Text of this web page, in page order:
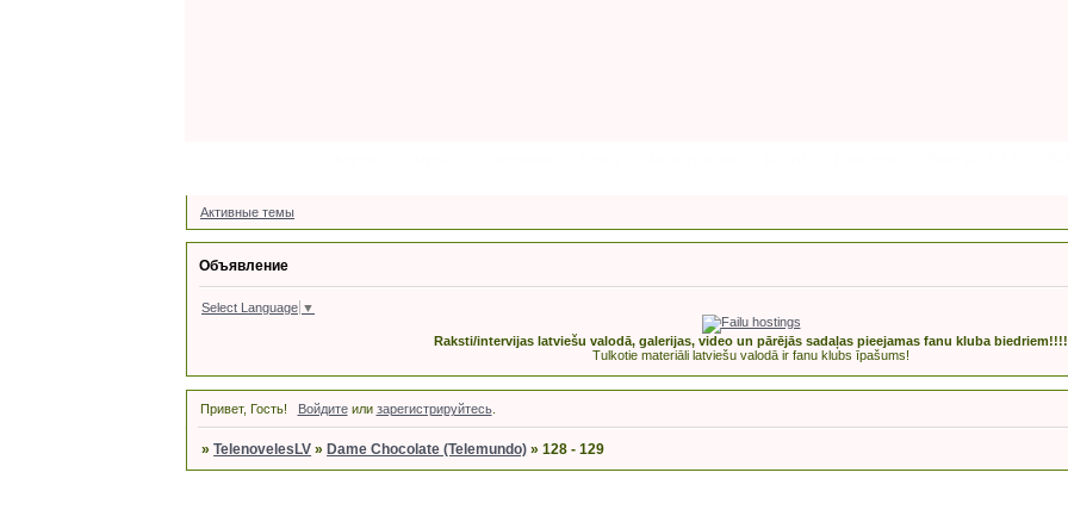
Активные темы
Объявление
Select Language ▼
Raksti/intervijas latviešu valodā, galerijas, video un pārējās sadaļas pieejamas fanu kluba biedriem!!!!
Tulkotie materiāli latviešu valodā ir fanu klubs īpašums!
Привет, Гость! Войдитеили зарегистрируйтесь.
»TelenovelesLV » Dame Chocolate (Telemundo) »128 - 129